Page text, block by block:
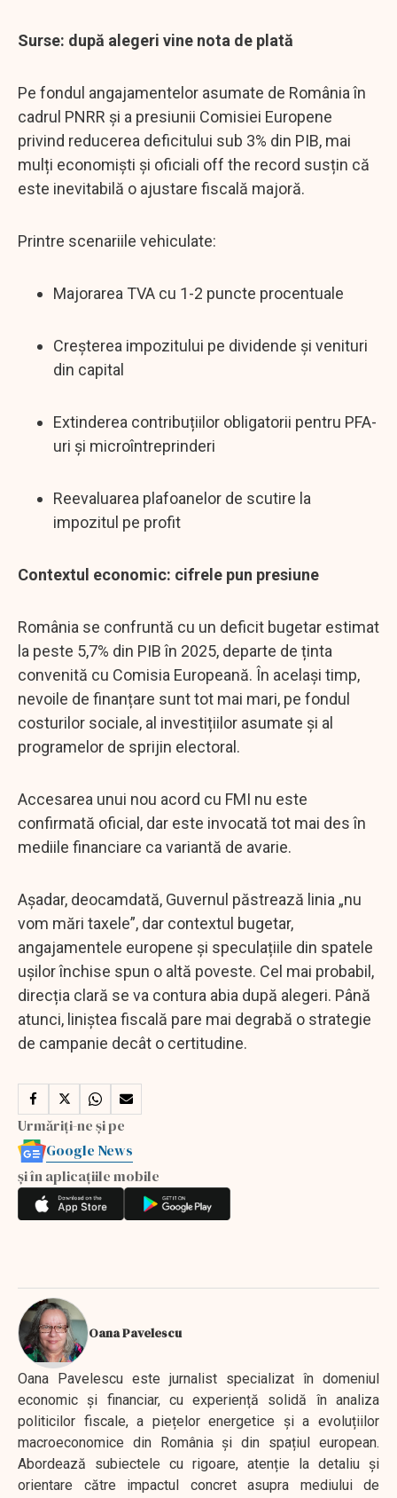
Surse: după alegeri vine nota de plată
Pe fondul angajamentelor asumate de România în
cadrul PNRR și a presiunii Comisiei Europene
privind reducerea deficitului sub 3% din PIB, mai
mulți economiști și oficiali off the record susțin că
este inevitabilă o ajustare fiscală majoră.
Printre scenariile vehiculate:
Majorarea TVA cu 1-2 puncte procentuale
Creșterea impozitului pe dividende și venituri
din capital
Extinderea contribuțiilor obligatorii pentru PFA-
uri și microîntreprinderi
Reevaluarea plafoanelor de scutire la
impozitul pe profit
Contextul economic: cifrele pun presiune
România se confruntă cu un deficit bugetar estimat
la peste 5,7% din PIB în 2025, departe de ținta
convenită cu Comisia Europeană. În același timp,
nevoile de finanțare sunt tot mai mari, pe fondul
costurilor sociale, al investițiilor asumate și al
programelor de sprijin electoral.
Accesarea unui nou acord cu FMI nu este
confirmată oficial, dar este invocată tot mai des în
mediile financiare ca variantă de avarie.
Așadar, deocamdată, Guvernul păstrează linia „nu
vom mări taxele”, dar contextul bugetar,
angajamentele europene și speculațiile din spatele
ușilor închise spun o altă poveste. Cel mai probabil,
direcția clară se va contura abia după alegeri. Până
atunci, liniștea fiscală pare mai degrabă o strategie
de campanie decât o certitudine.
Urmăriți-ne și pe
Google News
și în aplicațiile mobile
Oana Pavelescu
Oana Pavelescu este jurnalist specializat în domeniul
economic și financiar, cu experiență solidă în analiza
politicilor fiscale, a piețelor energetice și a evoluțiilor
macroeconomice din România și din spațiul european.
Abordează subiectele cu rigoare, atenție la detaliu și
orientare către impactul concret asupra mediului de